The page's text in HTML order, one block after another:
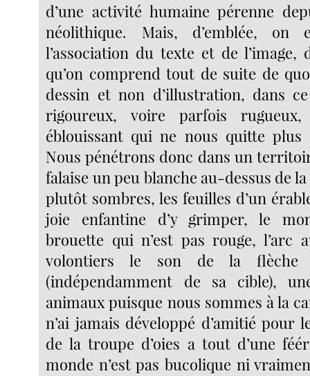
d’une activité humaine pérenne
néolithique. Mais, d’emblée,
l’association du texte et de l’image,
qu’on comprend tout de suite de
dessin et non d’illustration, dans
rigoureux, voire parfois
éblouissant qui ne nous quitte
Nous pénétrons donc dans un
falaise un peu blanche au-dessus de
plutôt sombres, les feuilles d’un
joie enfantine d’y grimper, le
brouette qui n’est pas rouge, l’arc
volontiers le son de la flèche
(indépendamment de sa cible),
animaux puisque nous sommes à la
n’ai jamais développé d’amitié pour
de la troupe d’oies a tout d’une
monde n’est pas bucolique ni